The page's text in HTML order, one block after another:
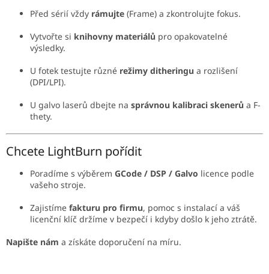
Před sérií vždy rámujte (Frame) a zkontrolujte fokus.
Vytvořte si knihovny materiálů pro opakovatelné
výsledky.
U fotek testujte různé režimy ditheringu a rozlišení
(DPI/LPI).
U galvo laserů dbejte na správnou kalibraci skenerů a F-
thety.
Chcete LightBurn pořídit
Poradíme s výběrem GCode / DSP / Galvo licence podle
vašeho stroje.
Zajistíme fakturu pro firmu, pomoc s instalací a váš
licenční klíč držíme v bezpečí i kdyby došlo k jeho ztrátě.
Napište nám a získáte doporučení na míru.